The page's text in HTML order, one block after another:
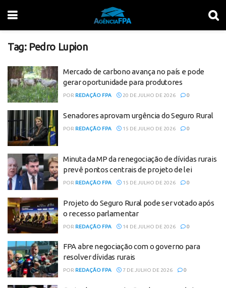
Tag: Pedro Lupion
Mercado de carbono avança no país e pode
gerar oportunidade para produtores
POR REDAÇÃO FPA 20 DE JULHO DE 2026 0
Senadores aprovam urgência do Seguro Rural
POR REDAÇÃO FPA 15 DE JULHO DE 2026 0
Minuta da MP da renegociação de dívidas rurais
prevê pontos centrais de projeto de lei
POR REDAÇÃO FPA 15 DE JULHO DE 2026 0
Projeto do Seguro Rural pode ser votado após
o recesso parlamentar
POR REDAÇÃO FPA 14 DE JULHO DE 2026 0
FPA abre negociação com o governo para
resolver dívidas rurais
POR REDAÇÃO FPA 7 DE JULHO DE 2026 0